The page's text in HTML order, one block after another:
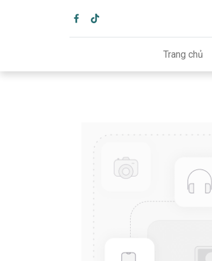
Trang chủ